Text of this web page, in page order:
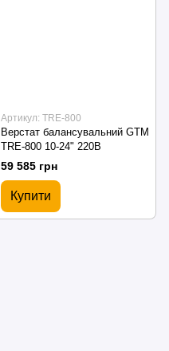
Артикул: TRE-800
Верстат балансувальний GTM
TRE-800 10-24" 220В
59 585 грн
Купити